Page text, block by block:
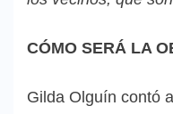
CÓMO SERÁ LA
Gilda Olguín contó